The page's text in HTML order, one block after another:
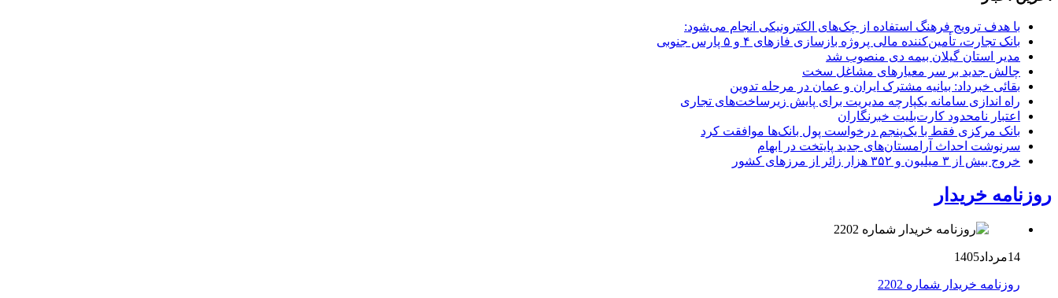
با هدف ترویج فرهنگ استفاده از چک‌های الکترونیکی انجام می‌شود:
بانک تجارت، تأمین‌کننده مالی پروژه بازسازی فازهای ۴ و ۵ پارس جنوبی
مدیر استان گیلان بیمه دی منصوب شد
چالش جدید بر سر معیارهای مشاغل سخت
بقائی خبرداد: بیانیه مشترک ایران و عمان در مرحله تدوین
راه اندازی سامانه یکپارچه مدیریت برای پایش زیرساخت‌های تجاری
اعتبار نامحدود کارت‌بلیت خبرنگاران
بانک مرکزی فقط با یک‌‎پنجم درخواست پول بانک‌ها موافقت کرد
سرنوشت احداث آرامستان‌های جدید پایتخت در ابهام
خروج بیش از ۳ میلیون و ۳۵۲ هزار زائر از مرزهای کشور
روزنامه خریدار
14مرداد1405
روزنامه خریدار شماره 2202